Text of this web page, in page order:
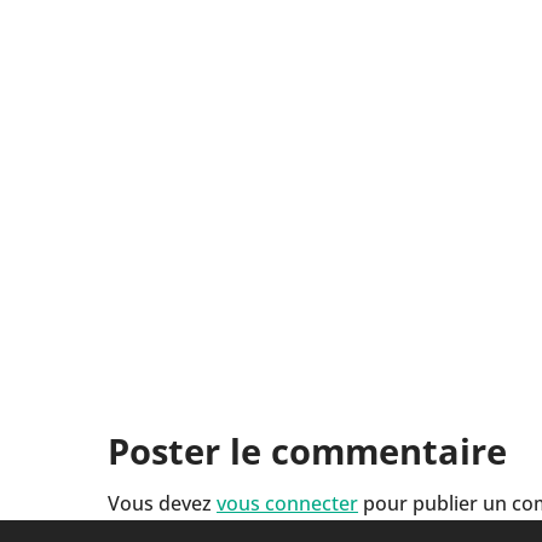
Poster le commentaire
Vous devez vous connecter pour publier un